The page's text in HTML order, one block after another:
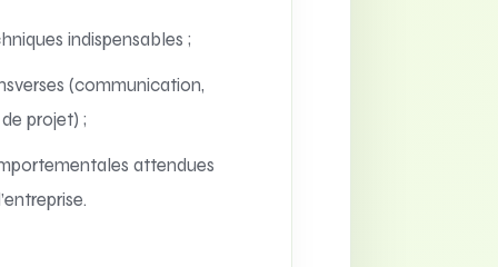
indispensables ;
(communication,
projet) ;
attendues